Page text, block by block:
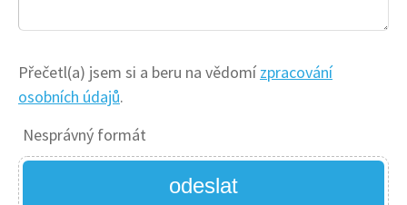
Přečetl(a) jsem si a beru na vědomí zpracování
osobních údajů.
Nesprávný formát
odeslat